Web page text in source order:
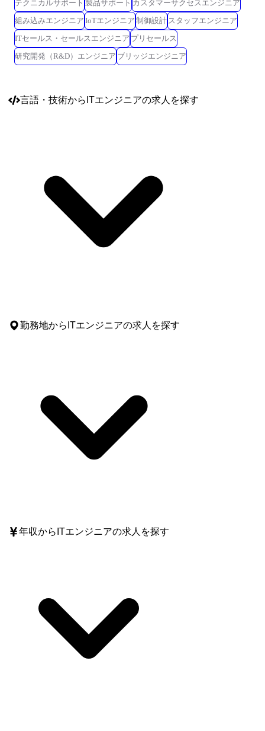
テクニカルサポート 製品サポート カスタマーサクセスエンジニア
組み込みエンジニア IoTエンジニア 制御設計 スタッフエンジニア
ITセールス・セールスエンジニア プリセールス
研究開発（R&D）エンジニア ブリッジエンジニア
言語・技術からITエンジニアの求人を探す
勤務地からITエンジニアの求人を探す
年収からITエンジニアの求人を探す